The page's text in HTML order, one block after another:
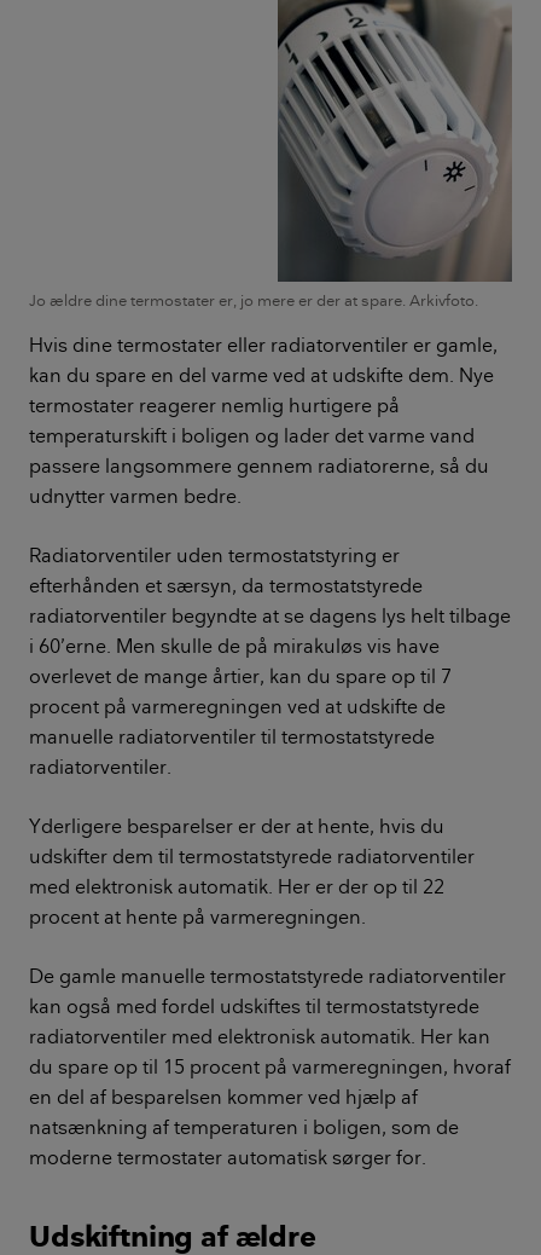
Jo ældre dine termostater er, jo mere er der at spare. Arkivfoto.
Hvis dine termostater eller radiatorventiler er gamle,
kan du spare en del varme ved at udskifte dem. Nye
termostater reagerer nemlig hurtigere på
temperaturskift i boligen og lader det varme vand
passere langsommere gennem radiatorerne, så du
udnytter varmen bedre.
Radiatorventiler uden termostatstyring er
efterhånden et særsyn, da termostatstyrede
radiatorventiler begyndte at se dagens lys helt tilbage
i 60’erne. Men skulle de på mirakuløs vis have
overlevet de mange årtier, kan du spare op til 7
procent på varmeregningen ved at udskifte de
manuelle radiatorventiler til termostatstyrede
radiatorventiler.
Yderligere besparelser er der at hente, hvis du
udskifter dem til termostatstyrede radiatorventiler
med elektronisk automatik. Her er der op til 22
procent at hente på varmeregningen.
De gamle manuelle termostatstyrede radiatorventiler
kan også med fordel udskiftes til termostatstyrede
radiatorventiler med elektronisk automatik. Her kan
du spare op til 15 procent på varmeregningen, hvoraf
en del af besparelsen kommer ved hjælp af
natsænkning af temperaturen i boligen, som de
moderne termostater automatisk sørger for.
Udskiftning af ældre